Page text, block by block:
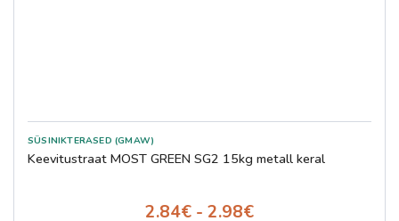
SÜSINIKTERASED (GMAW)
Keevitustraat MOST GREEN SG2 15kg metall keral
2.84€ - 2.98€